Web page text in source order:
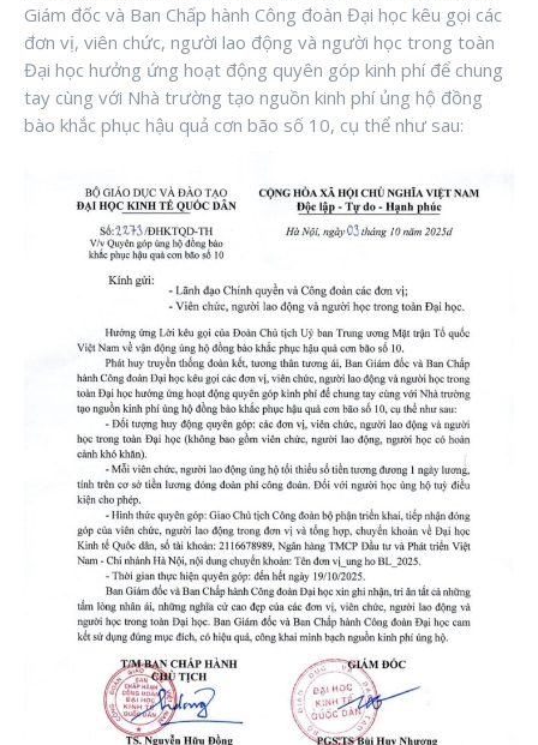
Giám đốc và Ban Chấp hành Công đoàn Đại học kêu gọi các
đơn vị, viên chức, người lao động và người học trong toàn
Đại học hưởng ứng hoạt động quyên góp kinh phí để chung
tay cùng với Nhà trường tạo nguồn kinh phí ủng hộ đồng
bào khắc phục hậu quả cơn bão số 10, cụ thể như sau: